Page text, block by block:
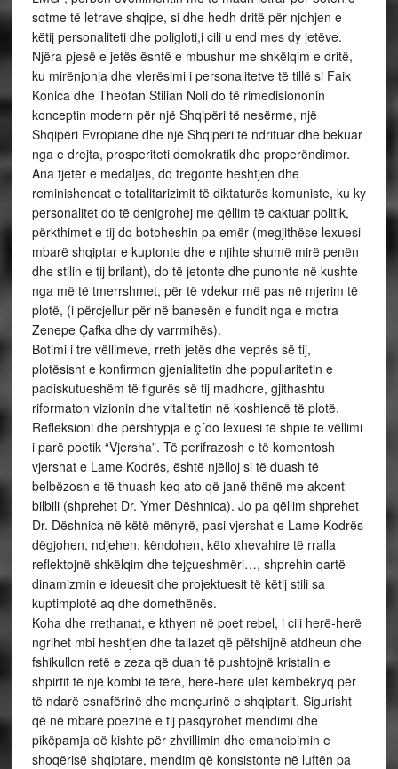
sotme të letrave shqipe, si dhe hedh dritë për njohjen e
këtij personaliteti dhe poligloti,i cili u end mes dy jetëve.
Njëra pjesë e jetës është e mbushur me shkëlqim e dritë,
ku mirënjohja dhe vlerësimi i personalitetve të tillë si Faik
Konica dhe Theofan Stilian Noli do të rimedisiononin
konceptin modern për një Shqipëri të nesërme, një
Shqipëri Evropiane dhe një Shqipëri të ndrituar dhe bekuar
nga e drejta, prosperiteti demokratik dhe properëndimor.
Ana tjetër e medaljes, do tregonte heshtjen dhe
reminishencat e totalitarizimit të diktaturës komuniste, ku ky
personalitet do të denigrohej me qëllim të caktuar politik,
përkthimet e tij do botoheshin pa emër (megjithëse lexuesi
mbarë shqiptar e kuptonte dhe e njihte shumë mirë penën
dhe stilin e tij brilant), do të jetonte dhe punonte në kushte
nga më të tmerrshmet, për të vdekur më pas në mjerim të
plotë, (i përcjellur për në banesën e fundit nga e motra
Zenepe Çafka dhe dy varrmihës).
Botimi i tre vëllimeve, rreth jetës dhe veprës së tij,
plotësisht e konfirmon gjenialitetin dhe popullaritetin e
padiskutueshëm të figurës së tij madhore, gjithashtu
riformaton vizionin dhe vitalitetin në koshiencë të plotë.
Refleksioni dhe përshtypja e ç´do lexuesi të shpie te vëllimi
i parë poetik “Vjersha”. Të perifrazosh e të komentosh
vjershat e Lame Kodrës, është njëlloj si të duash të
belbëzosh e të thuash keq ato që janë thënë me akcent
bilbili (shprehet Dr. Ymer Dëshnica). Jo pa qëllim shprehet
Dr. Dëshnica në këtë mënyrë, pasi vjershat e Lame Kodrës
dëgjohen, ndjehen, këndohen, këto xhevahire të rralla
reflektojnë shkëlqim dhe tejçueshmëri…, shprehin qartë
dinamizmin e ideuesit dhe projektuesit të këtij stili sa
kuptimplotë aq dhe domethënës.
Koha dhe rrethanat, e kthyen në poet rebel, i cili herë-herë
ngrihet mbi heshtjen dhe tallazet që pëfshijnë atdheun dhe
fshikullon retë e zeza që duan të pushtojnë kristalin e
shpirtit të një kombi të tërë, herë-herë ulet këmbëkryq për
të ndarë esnafërinë dhe mençurinë e shqiptarit. Sigurisht
që në mbarë poezinë e tij pasqyrohet mendimi dhe
pikëpamja që kishte për zhvillimin dhe emancipimin e
shoqërisë shqiptare, mendim që konsistonte në luftën pa